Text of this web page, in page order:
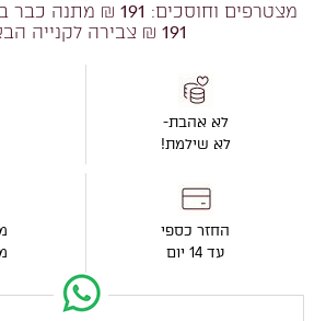
מצטרפים וחוסכים: 191 ₪ מתנה כבר
191 ₪ צבירה לקנייה
לא אהבת-
לא שילמת!
החזר כספי
עד 14 יום